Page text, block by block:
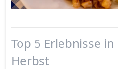
Top 5 Erlebnisse
Herbst